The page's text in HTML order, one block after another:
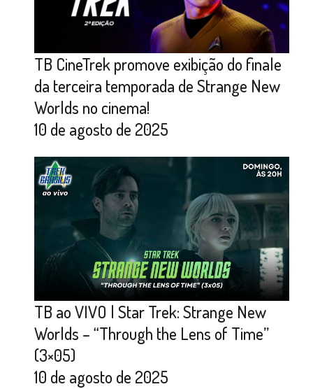
TB CineTrek promove exibição do finale
da terceira temporada de Strange New
Worlds no cinema!
10 de agosto de 2025
TB ao VIVO | Star Trek: Strange New
Worlds – “Through the Lens of Time”
(3×05)
10 de agosto de 2025